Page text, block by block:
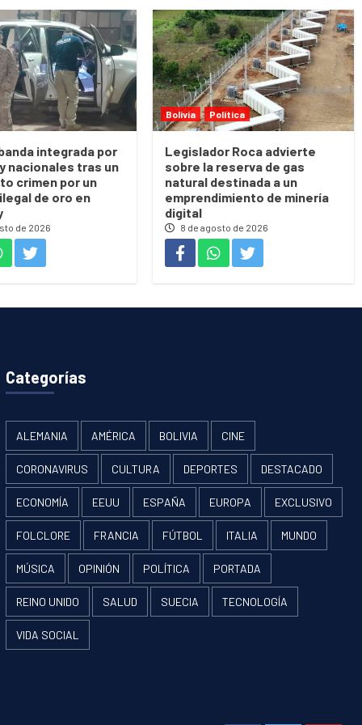
integrada por
nacionales tras un
crimen por un
de oro en
de 2026
Bolivia Política
Legislador Roca advierte
sobre la reserva de gas
natural destinada a un
emprendimiento de minería
digital
8 de agosto de 2026
Categorías
ALEMANIA AMÉRICA BOLIVIA CINE
CORONAVIRUS CULTURA DEPORTES DESTACADO
ECONOMÍA EEUU ESPAÑA EUROPA EXCLUSIVO
FOLCLORE FRANCIA FÚTBOL ITALIA MUNDO
MÚSICA OPINIÓN POLÍTICA PORTADA
REINO UNIDO SALUD SUECIA TECNOLOGÍA
VIDA SOCIAL